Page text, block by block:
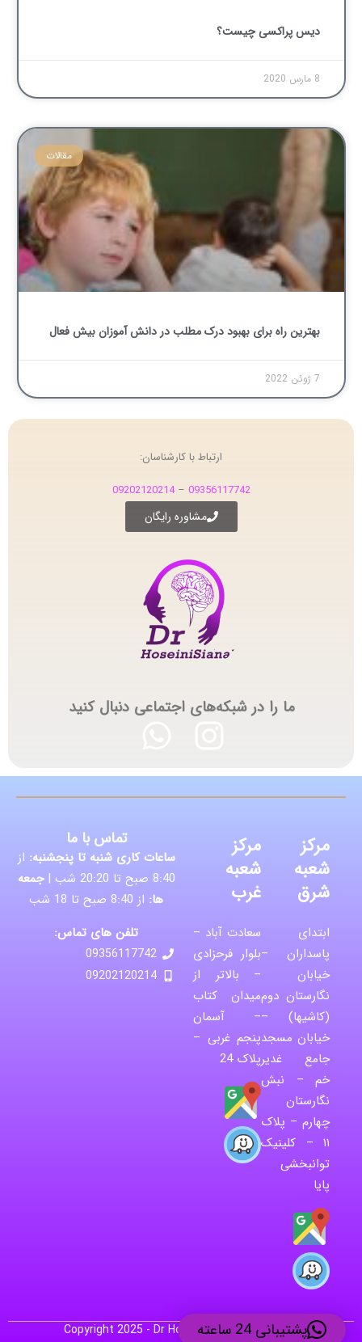
دیس پراکسی چیست؟
8 مارس 2020
مقالات
بهترین راه برای بهبود درک مطلب در دانش آموزان بیش فعال
7 ژوئن 2022
ارتباط با کارشناسان:
09356117742
–
09202120214
مشاوره رایگان
ما را در شبکه‌های اجتماعی دنبال کنید
مرکز
شعبه
شرق
ابتدای
پاسداران –
خیابان
نگارستان دوم
(کاشیها) –
خیابان مسجد
جامع غدیر
خم – نبش
نگارستان
چهارم – پلاک
۱۱ – کلینیک
توانبخشی
پایا
مرکز
شعبه
غرب
سعادت آباد –
بلوار فرحزادی
– بالاتر از
میدان کتاب
– آسمان
پنجم غربی –
پلاک 24
تماس با ما
ساعات کاری شنبه تا پنجشنبه: از
8:40 صبح تا 20:20 شب |
جمعه
ها: از 8:40 صبح تا 18 شب
تلفن های تماس:
09356117742
09202120214
Copyright 2025 - Dr Hoseini Sianaki by Itdar.ir
پشتیبانی 24 ساعته